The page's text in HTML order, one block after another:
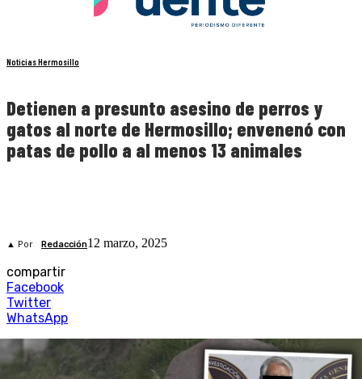
Noticias Hermosillo
Detienen a presunto asesino de perros y
gatos al norte de Hermosillo; envenenó con
patas de pollo a al menos 13 animales
▲ Por Redacción12 marzo, 2025
compartir
Facebook
Twitter
WhatsApp